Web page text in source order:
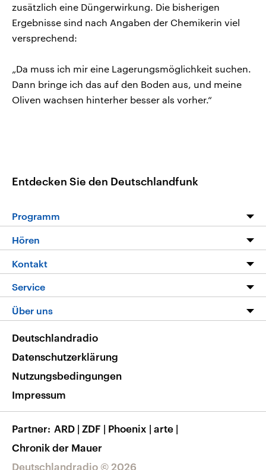
zusätzlich eine Düngerwirkung. Die bisherigen
Ergebnisse sind nach Angaben der Chemikerin viel
versprechend:
„Da muss ich mir eine Lagerungsmöglichkeit suchen.
Dann bringe ich das auf den Boden aus, und meine
Oliven wachsen hinterher besser als vorher.“
Entdecken Sie den Deutschlandfunk
Programm
Die Nachrichten
Nachrichtenleicht
Neue Beiträge auf dlf.de
Hören
Livestream
Podcasts
Deutschlandfunk App
Nachrichten App
Frequenzen
Kontakt
Hörerservice
Service
FAQ
Veranstaltungen
Musikliste
RSS
Über uns
Barrierefreiheit
Deutschlandradio © 2026
Deutschlandradio
Datenschutzerklärung
Nutzungsbedingungen
Impressum
Partner ARD | ZDF | Phoenix | arte |
Chronik der Mauer